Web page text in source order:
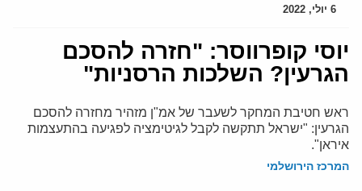
6 יולי, 2022
יוסי קופרווסר: "חזרה להסכם
הגרעין? השלכות הרסניות"
ראש חטיבת המחקר לשעבר של אמ"ן מזהיר מחזרה להסכם
הגרעין: "ישראל תתקשה לקבל לגיטימציה לפגיעה בהתעצמות
איראן".
המרכז הירושלמי